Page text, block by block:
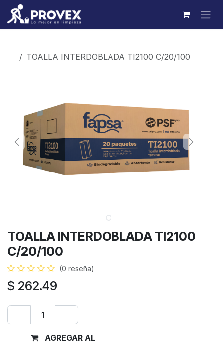
Ir al contenido
TOALLA INTERDOBLADA TI2100 C/20/100
TOALLA INTERDOBLADA TI2100
C/20/100
(0 reseña)
$ 262.49
AGREGAR AL